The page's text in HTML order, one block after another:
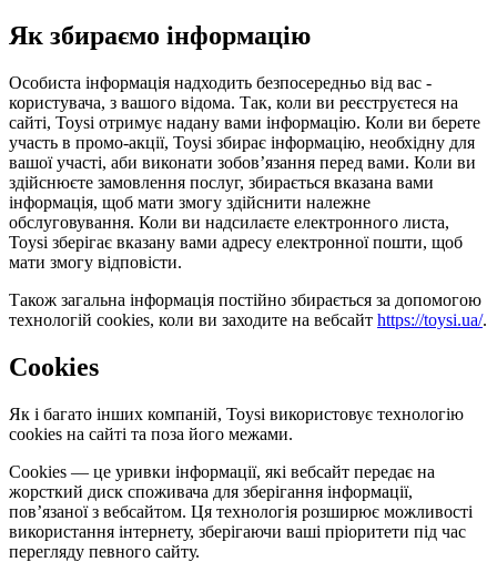
Як збираємо інформацію
Особиста інформація надходить безпосередньо від вас -
користувача, з вашого відома. Так, коли ви реєструєтеся на
сайті, Toysi отримує надану вами інформацію. Коли ви берете
участь в промо-акції, Toysi збирає інформацію, необхідну для
вашої участі, аби виконати зобов’язання перед вами. Коли ви
здійснюєте замовлення послуг, збирається вказана вами
інформація, щоб мати змогу здійснити належне
обслуговування. Коли ви надсилаєте електронного листа,
Toysi зберігає вказану вами адресу електронної пошти, щоб
мати змогу відповісти.
Також загальна інформація постійно збирається за допомогою
технологій cookies, коли ви заходите на вебсайт https://toysi.ua/.
Cookies
Як і багато інших компаній, Toysi використовує технологію
cookies на сайті та поза його межами.
Cookies — це уривки інформації, які вебсайт передає на
жорсткий диск споживача для зберігання інформації,
пов’язаної з вебсайтом. Ця технологія розширює можливості
використання інтернету, зберігаючи ваші пріоритети під час
перегляду певного сайту.